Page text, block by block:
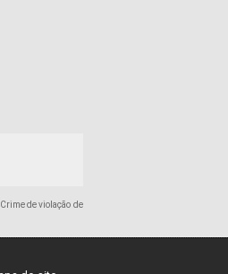
de violação de